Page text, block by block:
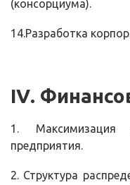
(консорциума).
14.Разработка
IV.
1. Максимизация
предприятия.
2. Структура